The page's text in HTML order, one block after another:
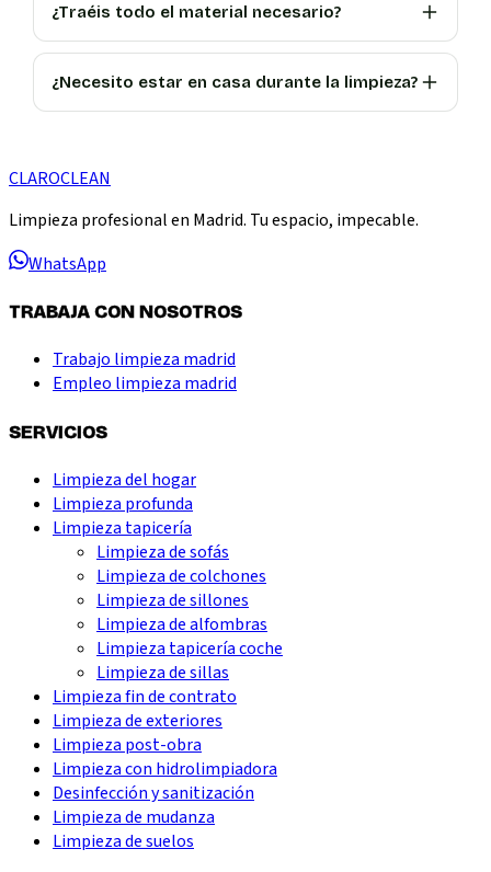
¿Traéis todo el material necesario?
¿Necesito estar en casa durante la limpieza?
CLAROCLEAN
Limpieza profesional en Madrid. Tu espacio, impecable.
WhatsApp
TRABAJA CON NOSOTROS
Trabajo limpieza madrid
Empleo limpieza madrid
SERVICIOS
Limpieza del hogar
Limpieza profunda
Limpieza tapicería
Limpieza de sofás
Limpieza de colchones
Limpieza de sillones
Limpieza de alfombras
Limpieza tapicería coche
Limpieza de sillas
Limpieza fin de contrato
Limpieza de exteriores
Limpieza post-obra
Limpieza con hidrolimpiadora
Desinfección y sanitización
Limpieza de mudanza
Limpieza de suelos